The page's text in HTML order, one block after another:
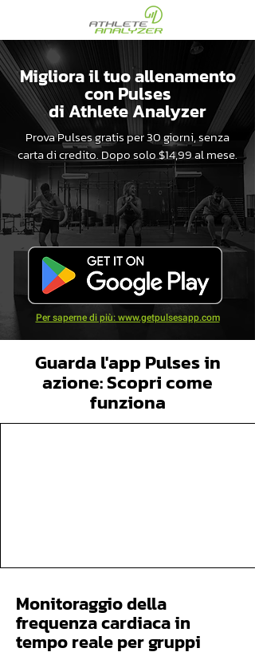
Migliora il tuo allenamento
con Pulses
di Athlete Analyzer
Prova Pulses gratis per 30 giorni, senza
carta di credito. Dopo solo $14,99 al mese.
Per saperne di più: www.getpulsesapp.com
Guarda l'app Pulses in
azione: Scopri come
funziona
Monitoraggio della
frequenza cardiaca in
tempo reale per gruppi